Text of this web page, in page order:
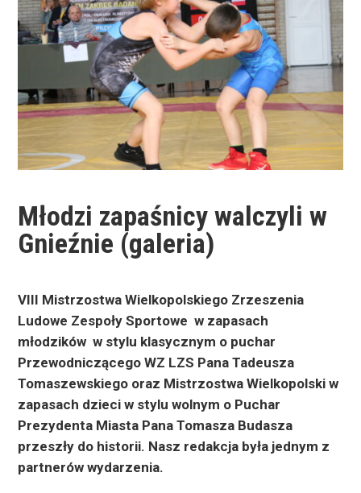
Młodzi zapaśnicy walczyli w
Gnieźnie (galeria)
VIII Mistrzostwa Wielkopolskiego Zrzeszenia
Ludowe Zespoły Sportowe w zapasach
młodzików w stylu klasycznym o puchar
Przewodniczącego WZ LZS Pana Tadeusza
Tomaszewskiego oraz Mistrzostwa Wielkopolski w
zapasach dzieci w stylu wolnym o Puchar
Prezydenta Miasta Pana Tomasza Budasza
przeszły do historii. Nasz redakcja była jednym z
partnerów wydarzenia.